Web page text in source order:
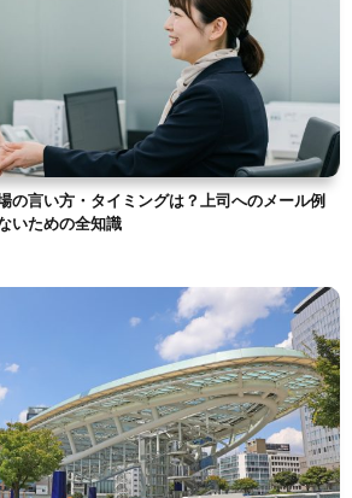
の言い方・タイミングは？上司へのメール例
いための全知識